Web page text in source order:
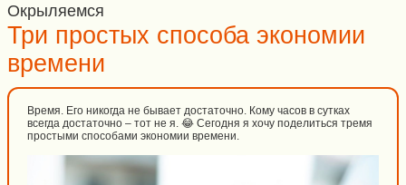
Окрыляемся
Три простых способа экономии
времени
Время. Его никогда не бывает достаточно. Кому часов в сутках
всегда достаточно – тот не я. 😂 Сегодня я хочу поделиться тремя
простыми способами экономии времени.